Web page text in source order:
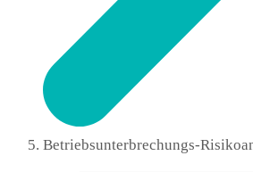
Betriebsunterbrechungs-